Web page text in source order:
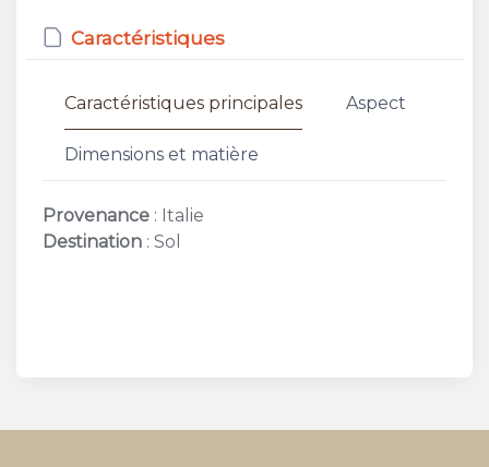
Caractéristiques
Caractéristiques principales Aspect
Dimensions et matière
Provenance : Italie
Destination : Sol